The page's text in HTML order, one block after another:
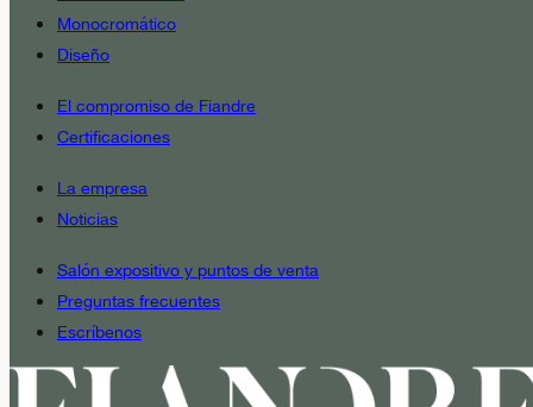
Monocromático
Diseño
El compromiso de Fiandre
Certificaciones
La empresa
Noticias
Salón expositivo y puntos de venta
Preguntas frecuentes
Escríbenos